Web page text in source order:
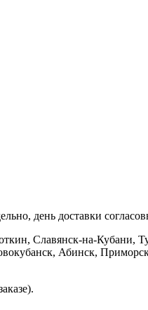
день доставки
Славянск-на-Кубани,
Абинск,